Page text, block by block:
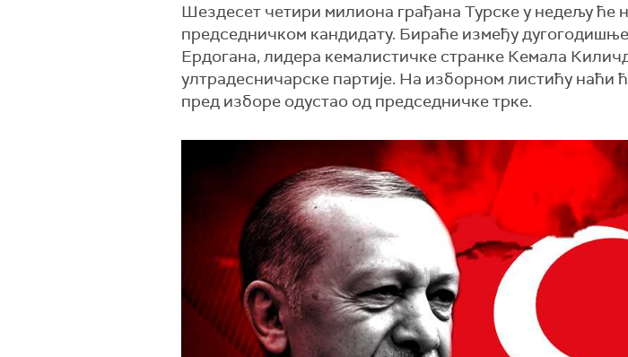
Шездесет четири милиона грађана Турске у недељу ће
председничком кандидату. Бираће између
Ердогана, лидера кемалистичке странке Кемала
ултрадесничарске партије. На изборном листићу наћи
пред изборе одустао од председничке трке.